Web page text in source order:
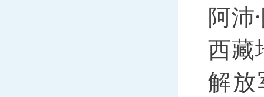
阿沛
西藏
解